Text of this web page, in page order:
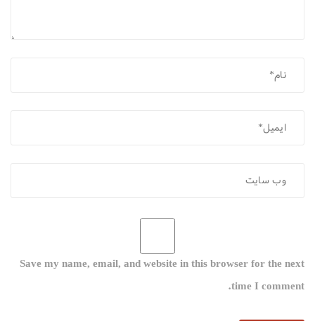
Save my name, email, and website in this browser for the next
time I comment.